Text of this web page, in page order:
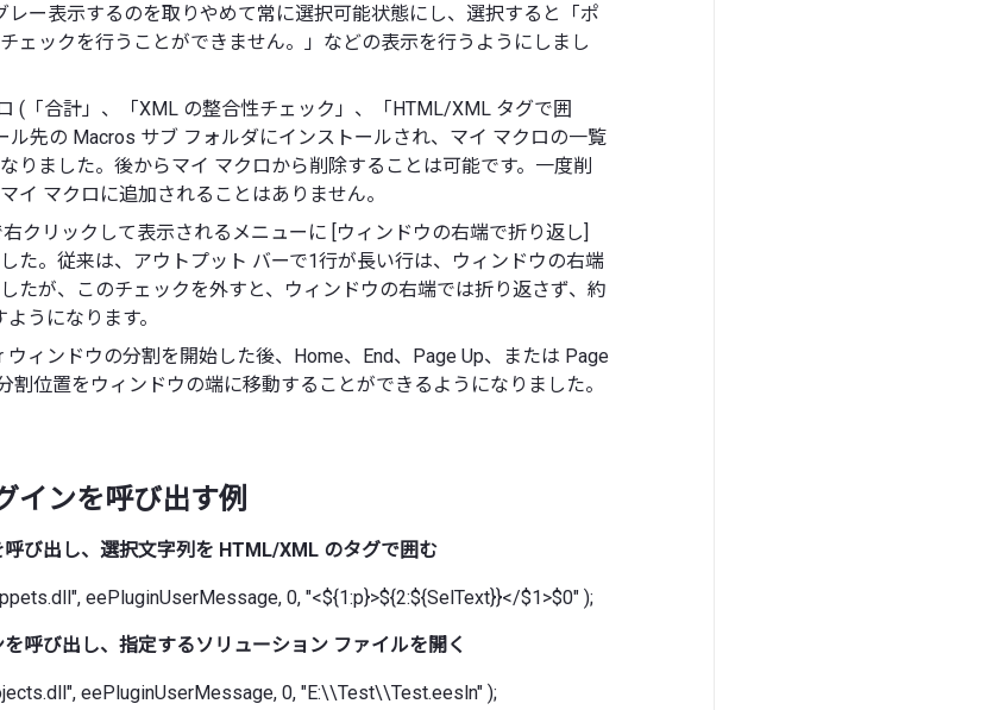
レー表示するのを取りやめて常に選択可能状態にし、選択すると「ポ
ェックを行うことができません。」などの表示を行うようにしまし
(「合計」、「XML の整合性チェック」、「HTML/XML タグで囲
ル先の Macros サブ フォルダにインストールされ、マイ マクロの一覧
りました。後からマイ マクロから削除することは可能です。一度削
イ マクロに追加されることはありません。
クリックして表示されるメニューに [ウィンドウの右端で折り返し]
た。従来は、アウトプット バーで1行が長い行は、ウィンドウの右端
たが、このチェックを外すと、ウィンドウの右端では折り返さず、約
うになります。
ウィンドウの分割を開始した後、Home、End、Page Up、または Page
割位置をウィンドウの端に移動することができるようになりました。
インを呼び出す例
び出し、選択文字列を HTML/XML のタグで囲む
eePluginUserMessage, 0, "<${1:p}>${2:${SelText}}</$1>$0" );
呼び出し、指定するソリューション ファイルを開く
eePluginUserMessage, 0, "E:\\Test\\Test.eesln" );